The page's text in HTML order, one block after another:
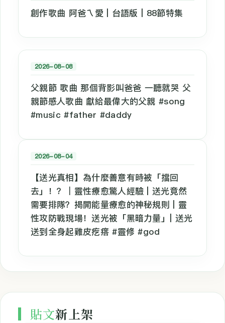
創作歌曲 阿爸ㄟ愛 | 台語版 | 88節特集
2026-08-08
父親節 歌曲 那個背影叫爸爸 一聽就哭 父
親節感人歌曲 獻給最偉大的父親 #song
#music #father #daddy
2026-08-04
【送光真相】為什麼善意有時被「擋回
去」！？｜靈性療愈驚人經驗 | 送光竟然
需要排隊？揭開能量療愈的神秘規則 | 靈
性攻防戰現場！送光被「黑暗力量」| 送光
送到全身起雞皮疙瘩 #靈修 #god
貼文新上架